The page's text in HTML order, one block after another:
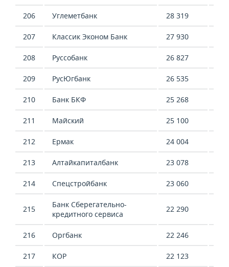
206 Углеметбанк 28 319
207 Классик Эконом Банк 27 930
208 Руссобанк 26 827
209 РусЮгбанк 26 535
210 Банк БКФ 25 268
211 Майский 25 100
212 Ермак 24 004
213 Алтайкапиталбанк 23 078
214 Спецстройбанк 23 060
215
Банк Сберегательно-
кредитного сервиса
22 290
216 Оргбанк 22 246
217 КОР 22 123